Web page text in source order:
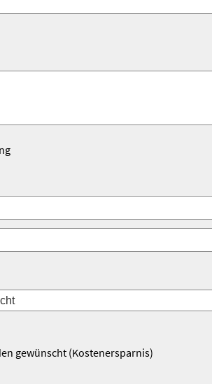
gewünscht (Kostenersparnis)